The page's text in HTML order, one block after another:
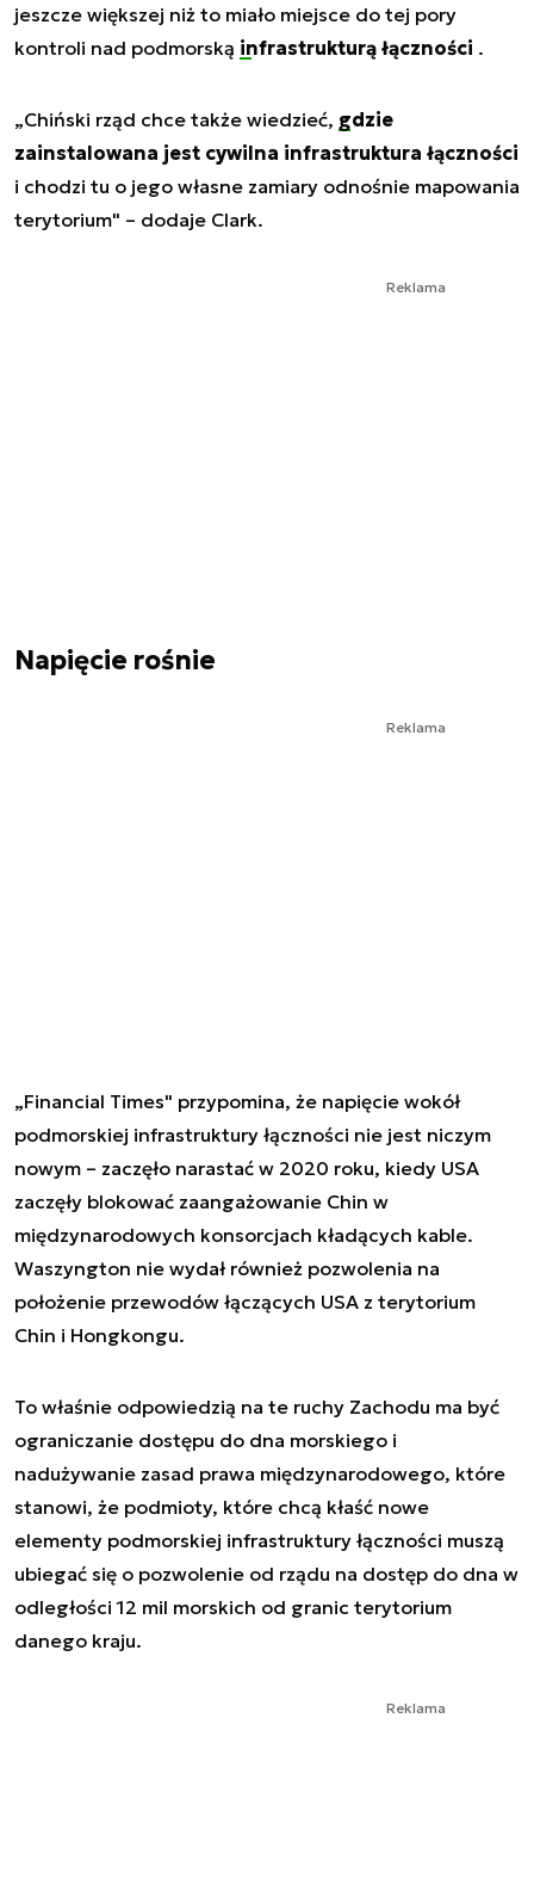
jeszcze większej niż to miało miejsce do tej pory
kontroli nad podmorską infrastrukturą łączności .
„Chiński rząd chce także wiedzieć, gdzie
zainstalowana jest cywilna infrastruktura łączności
i chodzi tu o jego własne zamiary odnośnie mapowania
terytorium" – dodaje Clark.
Reklama
Napięcie rośnie
Reklama
„Financial Times" przypomina, że napięcie wokół
podmorskiej infrastruktury łączności nie jest niczym
nowym – zaczęło narastać w 2020 roku, kiedy USA
zaczęły blokować zaangażowanie Chin w
międzynarodowych konsorcjach kładących kable.
Waszyngton nie wydał również pozwolenia na
położenie przewodów łączących USA z terytorium
Chin i Hongkongu.
To właśnie odpowiedzią na te ruchy Zachodu ma być
ograniczanie dostępu do dna morskiego i
nadużywanie zasad prawa międzynarodowego, które
stanowi, że podmioty, które chcą kłaść nowe
elementy podmorskiej infrastruktury łączności muszą
ubiegać się o pozwolenie od rządu na dostęp do dna w
odległości 12 mil morskich od granic terytorium
danego kraju.
Reklama